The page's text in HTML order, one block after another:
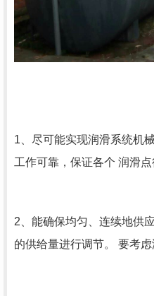
1、尽可能实现润滑系统机
工作可靠，保证各个 润滑点
2、能确保均匀、连续地供
的供给量进行调节。 要考虑